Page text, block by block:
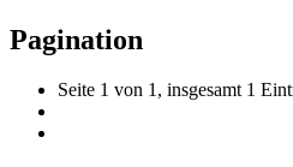
Pagination
Seite 1 von 1, insgesamt 1